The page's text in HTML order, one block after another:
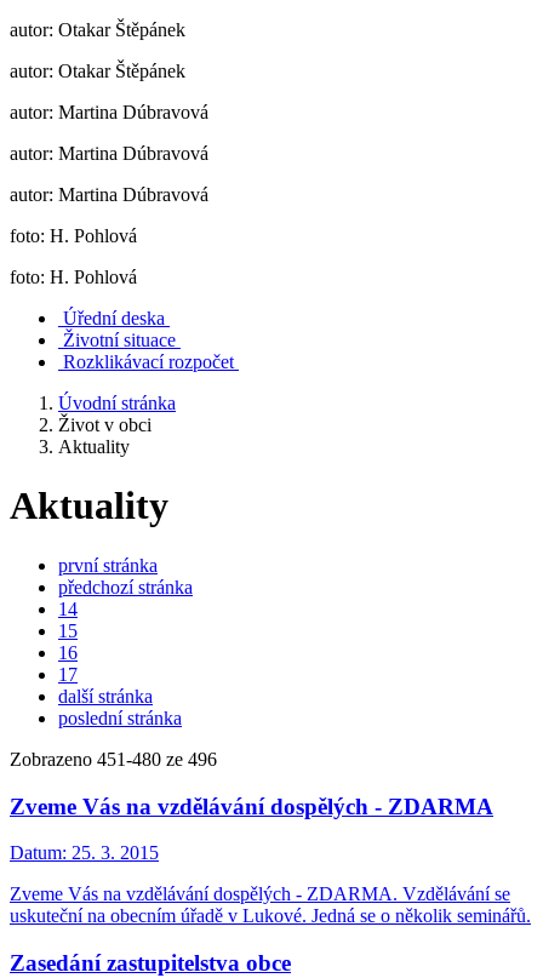
autor: Otakar Štěpánek
autor: Otakar Štěpánek
autor: Martina Dúbravová
autor: Martina Dúbravová
autor: Martina Dúbravová
foto: H. Pohlová
foto: H. Pohlová
Úřední deska
Životní situace
Rozklikávací rozpočet
Úvodní stránka
Život v obci
Aktuality
Aktuality
první stránka
předchozí stránka
14
15
16
17
další stránka
poslední stránka
Zobrazeno 451-480 ze 496
Zveme Vás na vzdělávání dospělých - ZDARMA
Datum: 25. 3. 2015
Zveme Vás na vzdělávání dospělých - ZDARMA. Vzdělávání se
uskuteční na obecním úřadě v Lukové. Jedná se o několik seminářů.
Zasedání zastupitelstva obce